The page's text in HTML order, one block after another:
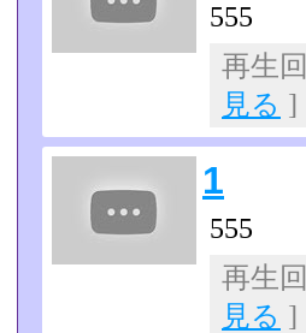
555
再生
見る ]
1
555
再生
見る ]